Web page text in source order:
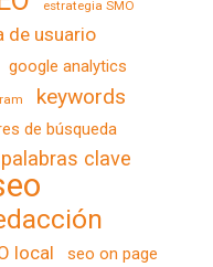
estrategia SMO
de usuario
google analytics
keywords
de búsqueda
palabras clave
local seo on page